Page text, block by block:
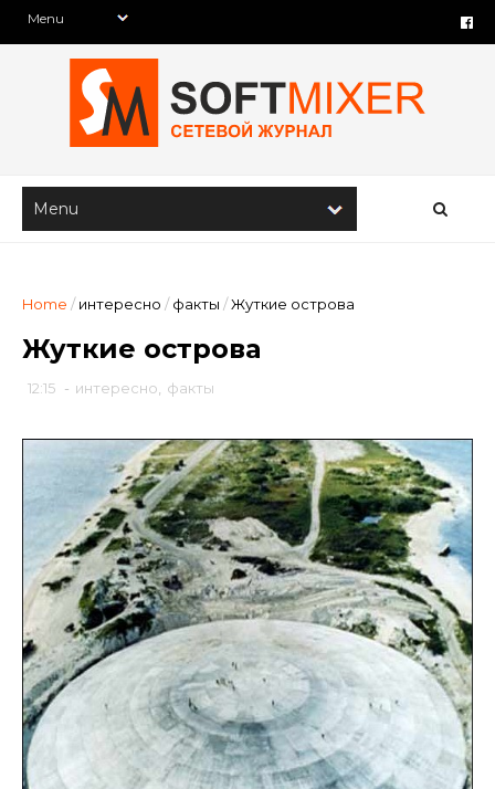
Home / интересно / факты /Жуткие острова
Жуткие острова
12:15 - интересно факты